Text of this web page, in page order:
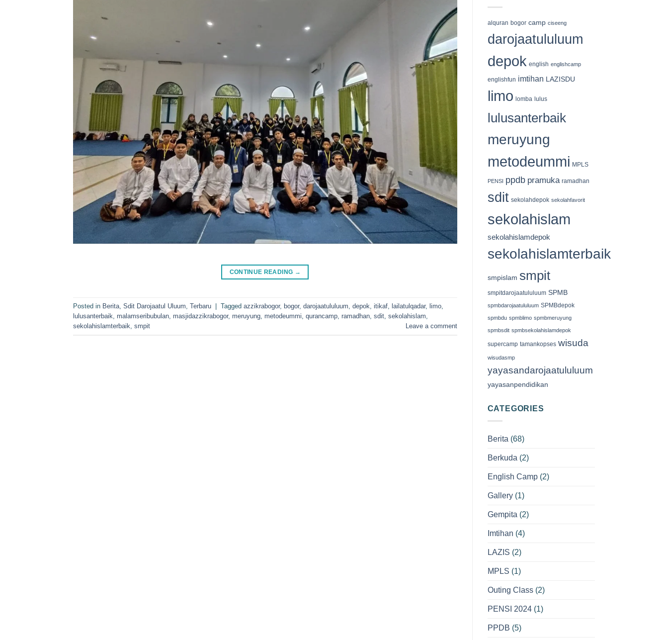
CONTINUE READING →
Posted in Berita Sdit Darojaatul Uluum Terbaru | Tagged azzikrabogor, bogor, darojaatululuum depok itikaf lailatulqadar, limo
lulusanterbaik malamseribubulan masjidazzikrabogor, meruyung metodeummi qurancamp ramadhan sdit sekolahislam
sekolahislamterbaik smpit Leave a comment
Kambing/Domba,
dan
535
Kantong
Qurban
alquran bogor camp ciseeng
darojaatululuum
depok english englishcamp
englishfun imtihan LAZISDU
limo lomba lulus
lulusanterbaik
meruyung
metodeummi MPLS
PENSI ppdb pramuka ramadhan
sdit sekolahdepok sekolahfavorit
sekolahislam
sekolahislamdepok
sekolahislamterbaik
smpislam smpit
smpitdarojaatululuum SPMB
spmbdarojaatululuum SPMBdepok
spmbdu spmblimo spmbmeruyung
spmbsdit spmbsekolahislamdepok
supercamp tamankopses wisuda
wisudasmp
yayasandarojaatululuum
yayasanpendidikan
CATEGORIES
Berita (68)
Berkuda (2)
English Camp(2)
Gallery(1)
Gempita (2)
Imtihan (4)
LAZIS (2)
MPLS (1)
Outing Class(2)
PENSI 2024(1)
PPDB (5)